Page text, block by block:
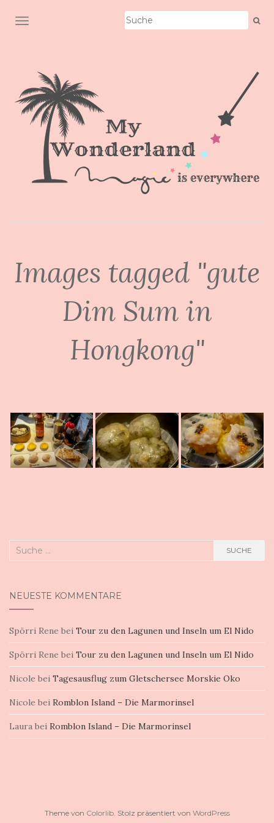
SCHALTE NAVIGATION
Images tagged "gute
Dim Sum in
Hongkong"
Suche
SUCHE
NEUESTE KOMMENTARE
Spörri Rene bei Tour zu den Lagunen und Inseln um El Nido
Spörri Rene bei Tour zu den Lagunen und Inseln um El Nido
Nicole bei Tagesausflug zum Gletschersee Morskie Oko
Nicole bei Romblon Island – Die Marmorinsel
Laura bei Romblon Island – Die Marmorinsel
Theme von Colorlib. Stolz präsentiert von WordPress